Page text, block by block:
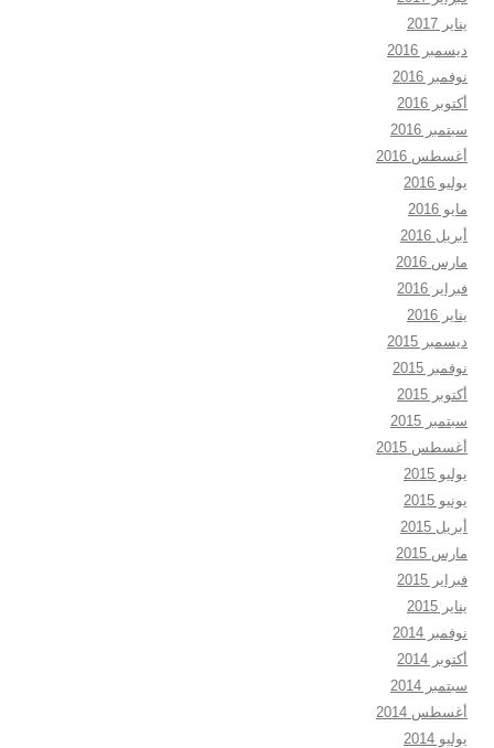
يناير 2017
ديسمبر 2016
نوفمبر 2016
أكتوبر 2016
سبتمبر 2016
أغسطس 2016
يوليو 2016
مايو 2016
أبريل 2016
مارس 2016
فبراير 2016
يناير 2016
ديسمبر 2015
نوفمبر 2015
أكتوبر 2015
سبتمبر 2015
أغسطس 2015
يوليو 2015
يونيو 2015
أبريل 2015
مارس 2015
فبراير 2015
يناير 2015
نوفمبر 2014
أكتوبر 2014
سبتمبر 2014
أغسطس 2014
يوليو 2014